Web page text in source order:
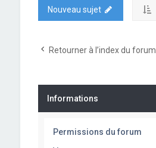
Nouveau sujet
Retourner à l’index du forum
Informations
Permissions du forum